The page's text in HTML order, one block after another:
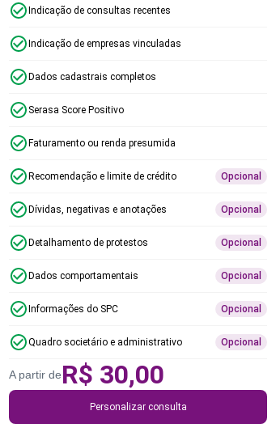
Indicação de consultas recentes
Indicação de empresas vinculadas
Dados cadastrais completos
Serasa Score Positivo
Faturamento ou renda presumida
Recomendação e limite de crédito Opcional
Dívidas, negativas e anotações Opcional
Detalhamento de protestos Opcional
Dados comportamentais Opcional
Informações do SPC Opcional
Quadro societário e administrativo Opcional
A partir deR$ 30,00
Personalizar consulta